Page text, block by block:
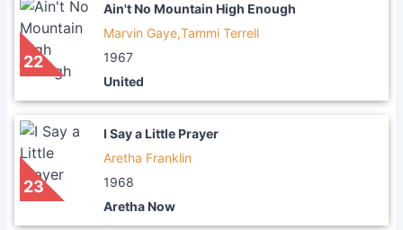
22
Ain't No Mountain High Enough
Marvin Gaye,Tammi Terrell
1967
United
23
I Say a Little Prayer
Aretha Franklin
1968
Aretha Now